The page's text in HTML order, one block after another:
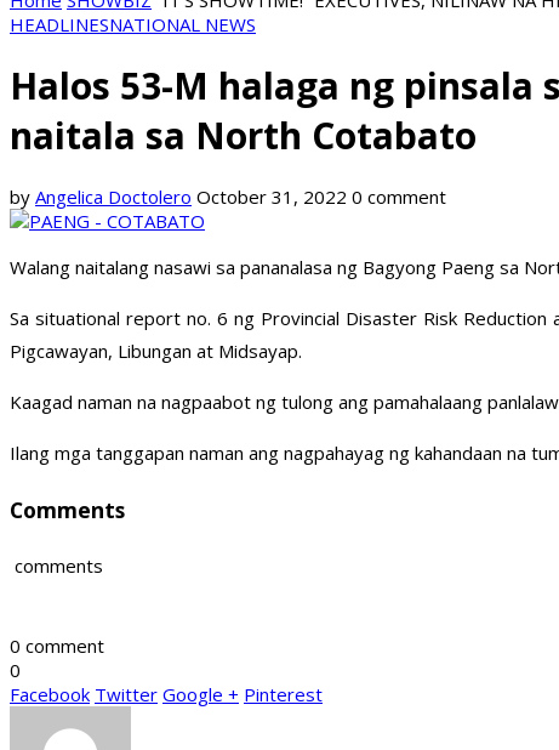
HEADLINESNATIONAL NEWS
Halos 53-M halaga ng
naitala sa North Cotabato
by Angelica Doctolero October 31, 2022 0 comment
Walang naitalang nasawi sa pananalasa ng Bagyong Paeng sa
Sa situational report no. 6 ng Provincial Disaster Risk
Pigcawayan, Libungan at Midsayap.
Kaagad naman na nagpaabot ng tulong ang pamahalaang
Ilang mga tanggapan naman ang nagpahayag ng kahandaan na
Comments
comments
0 comment
0
Facebook Twitter Google + Pinterest